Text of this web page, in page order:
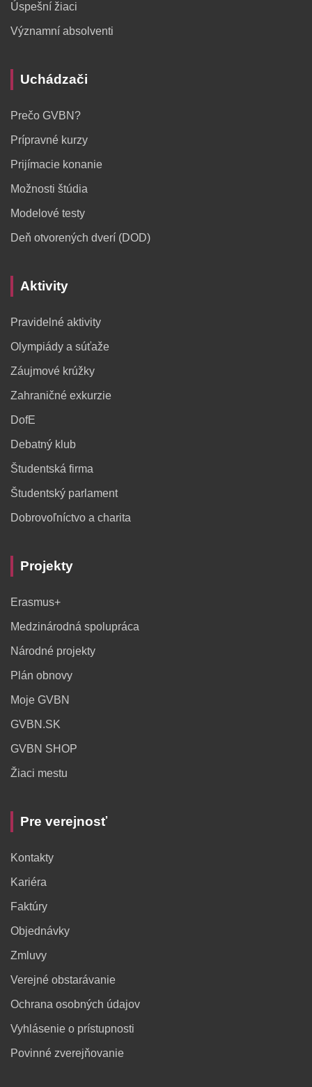
Úspešní žiaci
Významní absolventi
Uchádzači
Prečo GVBN?
Prípravné kurzy
Prijímacie konanie
Možnosti štúdia
Modelové testy
Deň otvorených dverí (DOD)
Aktivity
Pravidelné aktivity
Olympiády a súťaže
Záujmové krúžky
Zahraničné exkurzie
DofE
Debatný klub
Študentská firma
Študentský parlament
Dobrovoľníctvo a charita
Projekty
Erasmus+
Medzinárodná spolupráca
Národné projekty
Plán obnovy
Moje GVBN
GVBN.SK
GVBN SHOP
Žiaci mestu
Pre verejnosť
Kontakty
Kariéra
Faktúry
Objednávky
Zmluvy
Verejné obstarávanie
Ochrana osobných údajov
Vyhlásenie o prístupnosti
Povinné zverejňovanie